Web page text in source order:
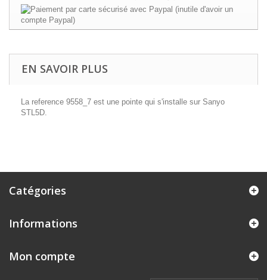
EN SAVOIR PLUS
La reference 9558_7 est une pointe qui s'installe sur Sanyo
STL5D.
Catégories
Informations
Mon compte